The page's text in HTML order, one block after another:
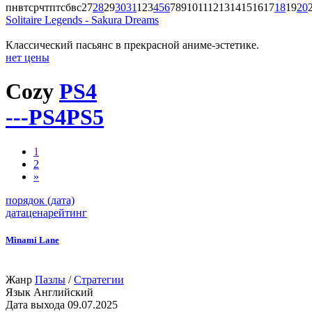
пнвтсрчтптсбвс27282930311 234567891011121314151617181920
Solitaire Legends - Sakura Dreams
Классический пасьянс в прекрасной аниме-эстетике.
нет цены
Cozy PS4
---PS4PS5
1
2
»
порядок (дата)
датаценарейтинг
Minami Lane
Жанр Пазлы /Стратегии
Язык Английский
Дата выхода 09.07.2025